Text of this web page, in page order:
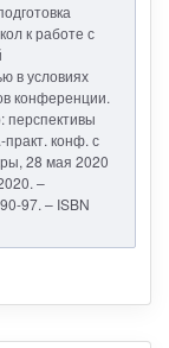
к работе с
в условиях
конференции.
перспективы
конф. с
28 мая 2020
–
97. – ISBN